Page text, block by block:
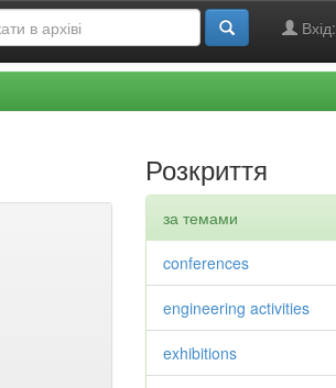
Вхід:
Розкриття
за темами
conferences
engineering activities
exhibitions